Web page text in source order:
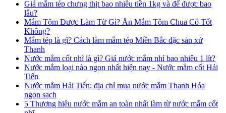
Giá mắm tép chưng thịt bao nhiêu tiền 1kg và để được bao
lâu?
Mắm Tôm Được Làm Từ Gì? Ăn Mắm Tôm Chua Có Tốt
Không?
Mắm tép là gì? Cách làm mắm tép Miền Bắc đặc sản xứ
Thanh
Nước mắm cốt nhĩ là gì? Giá nước mắm nhỉ bao nhiêu 1 lít?
Nước mắm loại nào ngon nhất hiện nay - Nước mắm cốt Hải
Tiến
Nước mắm Hải Tiến: địa chỉ mua nước mắm Thanh Hóa
ngon sạch
5 Thương hiệu nước mắm an toàn nhất làm từ nước mắm cốt